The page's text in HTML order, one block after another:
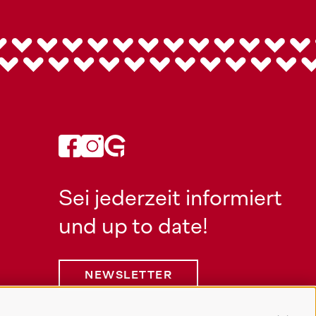
Sei jederzeit informiert
und up to date!
NEWSLETTER